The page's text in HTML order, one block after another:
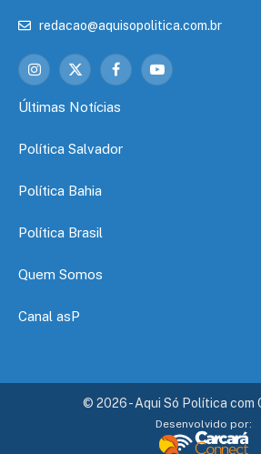
redacao@aquisopolitica.com.br
Instagram
X
FacebookYouTube
Últimas Notícias
Política Salvador
Política Bahia
Política Brasil
Quem Somos
Canal asP
© 2026 - Aqui Só Política com
Desenvolvido por: